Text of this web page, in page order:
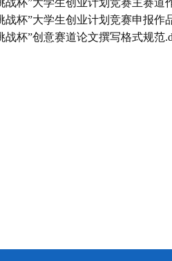
战杯”大学生创业计划竞赛主赛道
战杯”大学生创业计划竞赛申报作
战杯”创意赛道论文撰写格式规范